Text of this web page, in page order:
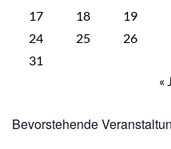
17
18 19
24
25 26
31
«
Bevorstehende